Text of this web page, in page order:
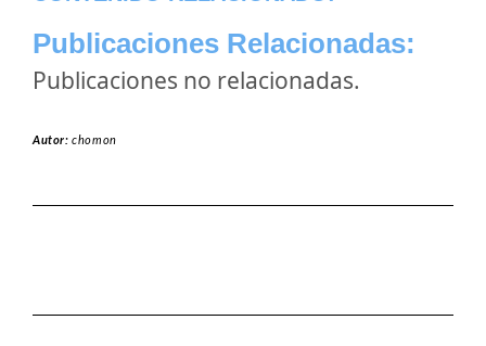
Publicaciones Relacionadas:
Publicaciones no relacionadas.
Autor:chomon